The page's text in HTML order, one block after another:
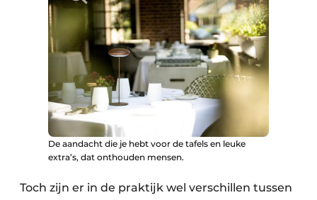
De aandacht die je hebt voor de tafels en leuke
extra’s, dat onthouden mensen.
Toch zijn er in de praktijk wel verschillen tussen